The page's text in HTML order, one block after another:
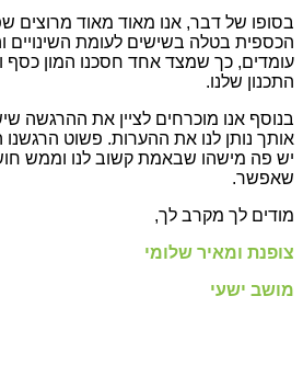
בסופו של דבר, אנו מאוד מאוד מרוצים
הכספית בטלה בשישים לעומת השינויים
עומדים, כך שמצד אחד חסכנו המון כסף
התכנון שלנו.
בנוסף אנו מוכרחים לציין את ההרגשה
אותך נותן לנו את ההערות. פשוט
יש פה מישהו שבאמת קשוב לנו וממש
שאפשר.
מודים לך מקרב לך,
צופנת ומאיר שלומי
מושב ישעי